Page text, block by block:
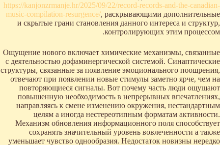
https://kanjonzrmanje.hr/2025/09/22/record-records-and-the-canadian-
music-compilation-resurgence/, раскрывающими дополнительные
и скрытые грани становления данного интереса и структур,
контролирующих этим процессом.
Ощущение нового включает химические механизмы, связанные
с деятельностью дофаминергической системой. Синаптические
структуры, связанные за появление эмоционального поощрения,
отвечают при появлении новые стимулы заметно ярче, чем на
повторяющиеся сигналы. Вот почему часть люди ощущают
повышенную необходимость в непрерывных впечатлениях,
направляясь к смене изменению окружения, нестандартным
целям а иногда нестереотипным форматам активности.
Механизм обновления информационного поля способствует
сохранять значительный уровень вовлеченности а также
уменьшает чувство однообразия. Недостаток новизны нередко